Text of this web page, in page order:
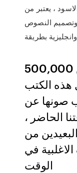
الاسود ، يعتبر من
وتصميم النصوص
بطريقة
اكبر مكتبة عربية اكثر من 500,000
هذه الكتب
صونها عن
الحاضر ،
من
في
الوقت